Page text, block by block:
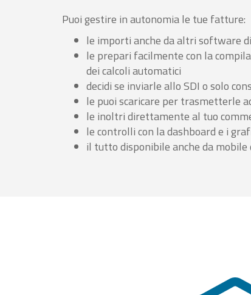
Puoi gestire in autonomia le tue fatture:
le importi anche da altri software
le prepari facilmente con la
dei calcoli automatici
decidi se inviarle allo SDI o solo
le puoi scaricare per trasmetterle
le inoltri direttamente al tuo
le controlli con la dashboard e i
il tutto disponibile anche da